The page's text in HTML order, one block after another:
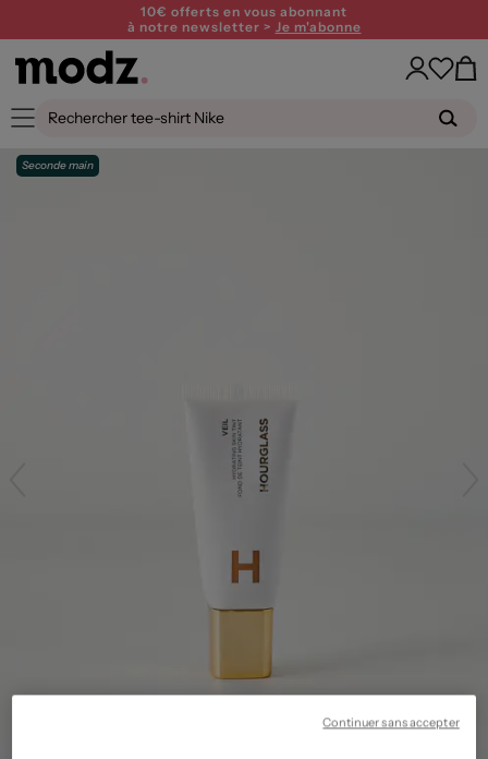
10€ offerts en vous abonnant
à notre newsletter > Je m'abonne
Seconde main
Continuer sans accepter